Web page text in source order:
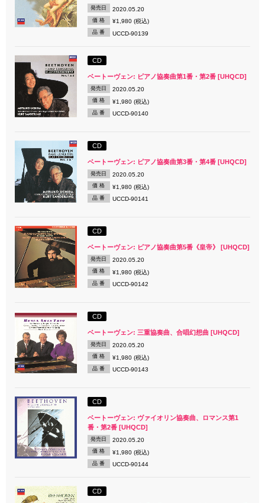
発売日 2020.05.20
価 格 ¥1,980 (税込)
品 番 UCCD-90139
CD
ベートーヴェン: ピアノ協奏曲第1番・第2番 [UHQCD]
発売日 2020.05.20
価 格 ¥1,980 (税込)
品 番 UCCD-90140
CD
ベートーヴェン: ピアノ協奏曲第3番・第4番 [UHQCD]
発売日 2020.05.20
価 格 ¥1,980 (税込)
品 番 UCCD-90141
CD
ベートーヴェン: ピアノ協奏曲第5番《皇帝》 [UHQCD]
発売日 2020.05.20
価 格 ¥1,980 (税込)
品 番 UCCD-90142
CD
ベートーヴェン: 三重協奏曲、合唱幻想曲 [UHQCD]
発売日 2020.05.20
価 格 ¥1,980 (税込)
品 番 UCCD-90143
CD
ベートーヴェン: ヴァイオリン協奏曲、ロマンス第1
番・第2番 [UHQCD]
発売日 2020.05.20
価 格 ¥1,980 (税込)
品 番 UCCD-90144
CD